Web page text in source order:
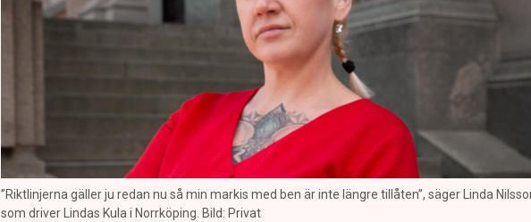
”Riktlinjerna gäller ju redan nu så min markis med ben är inte längre tillåten”, säger Linda
som driver Lindas Kula i Norrköping. Bild: Privat